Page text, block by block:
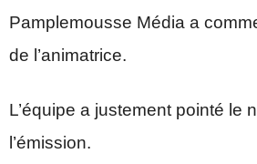
Pamplemousse Média a
de l’animatrice.
L’équipe a justement pointé le
l’émission.